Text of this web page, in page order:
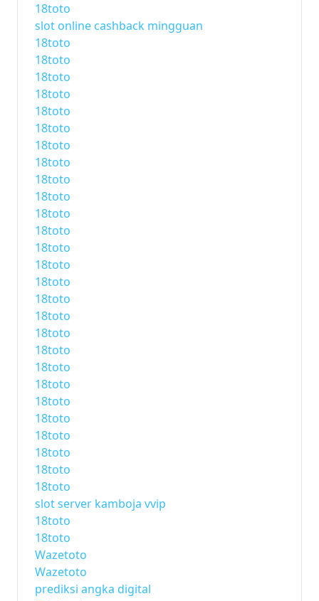
18toto
slot online cashback mingguan
18toto
18toto
18toto
18toto
18toto
18toto
18toto
18toto
18toto
18toto
18toto
18toto
18toto
18toto
18toto
18toto
18toto
18toto
18toto
18toto
18toto
18toto
18toto
18toto
18toto
18toto
18toto
slot server kamboja vvip
18toto
18toto
Wazetoto
Wazetoto
prediksi angka digital